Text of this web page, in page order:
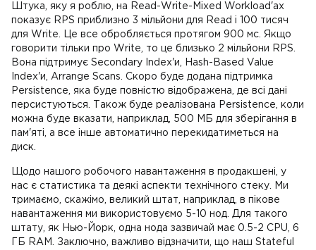
Штука, яку я роблю, на Read-Write-Mixed Workload'ах
показує RPS приблизно 3 мільйони для Read і 100 тисяч
для Write. Це все обробляється протягом 900 мс. Якщо
говорити тільки про Write, то це близько 2 мільйони RPS.
Вона підтримує Secondary Index'и, Hash-Based Value
Index'и, Arrange Scans. Скоро буде додана підтримка
Persistence, яка буде повністю відображена, де всі дані
персистуються. Також буде реалізована Persistence, коли
можна буде вказати, наприклад, 500 МБ для зберігання в
пам'яті, а все інше автоматично перекидатиметься на
диск.
Щодо нашого робочого навантаження в продакшені, у
нас є статистика та деякі аспекти технічного стеку. Ми
тримаємо, скажімо, великий штат, наприклад, в пікове
навантаження ми використовуємо 5-10 нод. Для такого
штату, як Нью-Йорк, одна нода зазвичай має 0.5-2 CPU, 6
ГБ RAM. Заключно, важливо відзначити, що наш Stateful